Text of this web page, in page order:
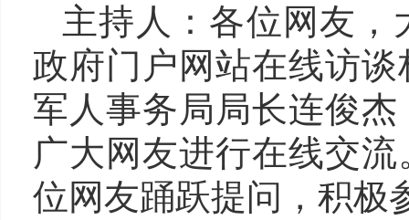
主持人：各位网友
政府门户网站在线访
军人事务局局长连俊杰
广大网友进行在线交
位网友踊跃提问，积极